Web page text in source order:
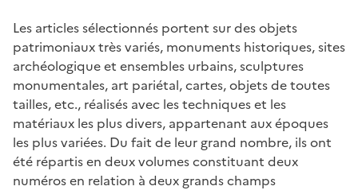
Les articles sélectionnés portent sur des objets
patrimoniaux très variés, monuments historiques, sites
archéologique et ensembles urbains, sculptures
monumentales, art pariétal, cartes, objets de toutes
tailles, etc., réalisés avec les techniques et les
matériaux les plus divers, appartenant aux époques
les plus variées. Du fait de leur grand nombre, ils ont
été répartis en deux volumes constituant deux
numéros en relation à deux grands champs